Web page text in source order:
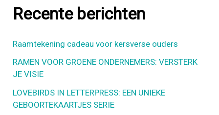
e
k
n
a
r
:
Recente berichten
Raamtekening cadeau voor kersverse ouders
RAMEN VOOR GROENE ONDERNEMERS: VERSTERK
JE VISIE
LOVEBIRDS IN LETTERPRESS: EEN UNIEKE
GEBOORTEKAARTJES SERIE